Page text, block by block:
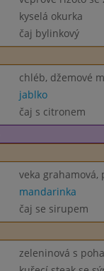
kyselá okurka
čaj bylinkový
chléb, džemové
jablko
čaj s citronem
veka grahamová,
mandarinka
čaj se sirupem
zeleninová s